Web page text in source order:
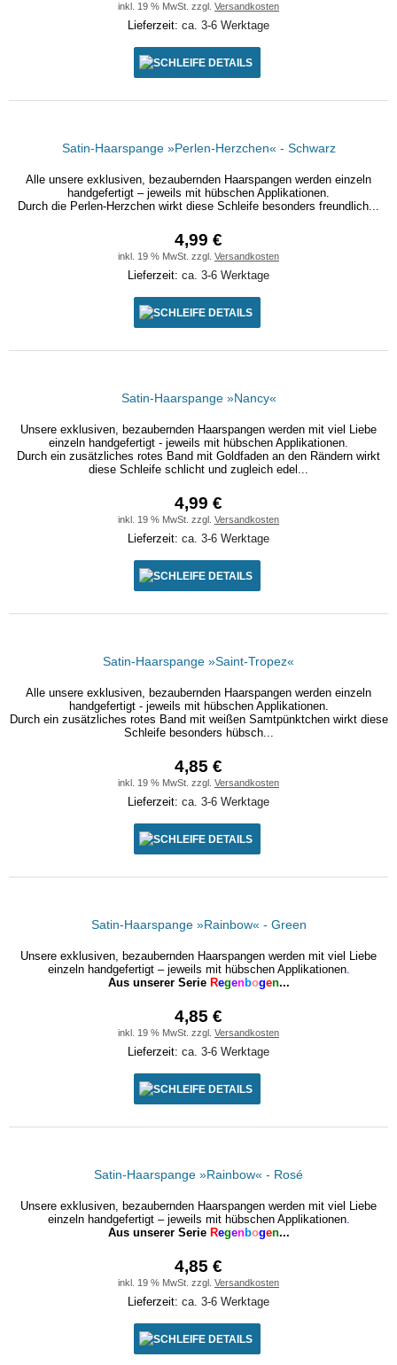
inkl. 19 % MwSt. zzgl. Versandkosten
Lieferzeit: ca. 3-6 Werktage
DETAILS
Satin-Haarspange »Perlen-Herzchen« - Schwarz
Alle unsere exklusiven, bezaubernden Haarspangen werden einzeln
handgefertigt – jeweils mit hübschen Applikationen.
Durch die Perlen-Herzchen wirkt diese Schleife besonders freundlich...
4,99 €
inkl. 19 % MwSt. zzgl. Versandkosten
Lieferzeit: ca. 3-6 Werktage
DETAILS
Satin-Haarspange »Nancy«
Unsere exklusiven, bezaubernden Haarspangen werden mit viel Liebe
einzeln handgefertigt - jeweils mit hübschen Applikationen.
Durch ein zusätzliches rotes Band mit Goldfaden an den Rändern wirkt
diese Schleife schlicht und zugleich edel...
4,99 €
inkl. 19 % MwSt. zzgl. Versandkosten
Lieferzeit: ca. 3-6 Werktage
DETAILS
Satin-Haarspange »Saint-Tropez«
Alle unsere exklusiven, bezaubernden Haarspangen werden einzeln
handgefertigt - jeweils mit hübschen Applikationen.
Durch ein zusätzliches rotes Band mit weißen Samtpünktchen wirkt diese
Schleife besonders hübsch...
4,85 €
inkl. 19 % MwSt. zzgl. Versandkosten
Lieferzeit: ca. 3-6 Werktage
DETAILS
Satin-Haarspange »Rainbow« - Green
Unsere exklusiven, bezaubernden Haarspangen werden mit viel Liebe
einzeln handgefertigt – jeweils mit hübschen Applikationen.
Aus unserer Serie Regenbogen...
4,85 €
inkl. 19 % MwSt. zzgl. Versandkosten
Lieferzeit: ca. 3-6 Werktage
DETAILS
Satin-Haarspange »Rainbow« - Rosé
Unsere exklusiven, bezaubernden Haarspangen werden mit viel Liebe
einzeln handgefertigt – jeweils mit hübschen Applikationen.
Aus unserer Serie Regenbogen...
4,85 €
inkl. 19 % MwSt. zzgl. Versandkosten
Lieferzeit: ca. 3-6 Werktage
DETAILS